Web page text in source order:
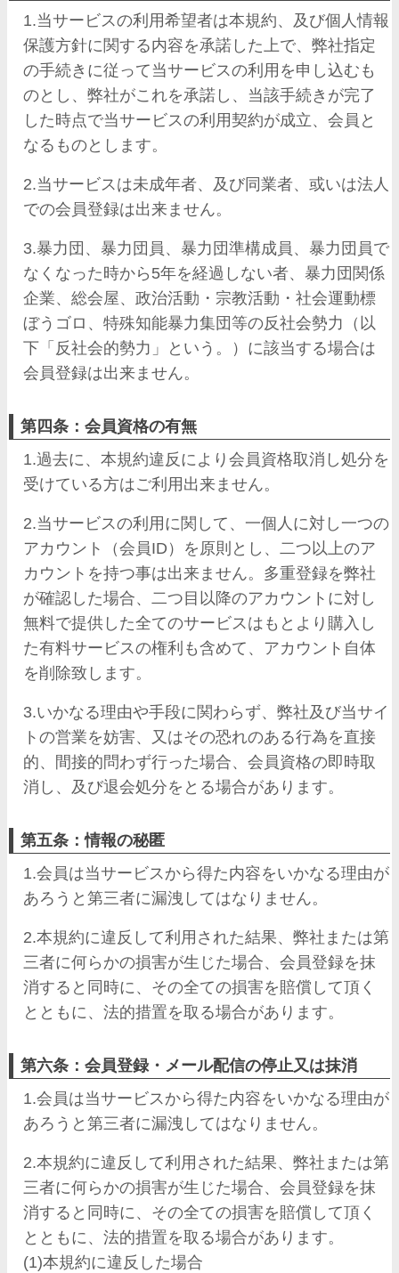
1.当サービスの利用希望者は本規約、及び個人情報
保護方針に関する内容を承諾した上で、弊社指定
の手続きに従って当サービスの利用を申し込むも
のとし、弊社がこれを承諾し、当該手続きが完了
した時点で当サービスの利用契約が成立、会員と
なるものとします。
2.当サービスは未成年者、及び同業者、或いは法人
での会員登録は出来ません。
3.暴力団、暴力団員、暴力団準構成員、暴力団員で
なくなった時から5年を経過しない者、暴力団関係
企業、総会屋、政治活動・宗教活動・社会運動標
ぼうゴロ、特殊知能暴力集団等の反社会勢力（以
下「反社会的勢力」という。）に該当する場合は
会員登録は出来ません。
第四条：会員資格の有無
1.過去に、本規約違反により会員資格取消し処分を
受けている方はご利用出来ません。
2.当サービスの利用に関して、一個人に対し一つの
アカウント（会員ID）を原則とし、二つ以上のア
カウントを持つ事は出来ません。多重登録を弊社
が確認した場合、二つ目以降のアカウントに対し
無料で提供した全てのサービスはもとより購入し
た有料サービスの権利も含めて、アカウント自体
を削除致します。
3.いかなる理由や手段に関わらず、弊社及び当サイ
トの営業を妨害、又はその恐れのある行為を直接
的、間接的問わず行った場合、会員資格の即時取
消し、及び退会処分をとる場合があります。
第五条：情報の秘匿
1.会員は当サービスから得た内容をいかなる理由が
あろうと第三者に漏洩してはなりません。
2.本規約に違反して利用された結果、弊社または第
三者に何らかの損害が生じた場合、会員登録を抹
消すると同時に、その全ての損害を賠償して頂く
とともに、法的措置を取る場合があります。
第六条：会員登録・メール配信の停止又は抹消
1.会員は当サービスから得た内容をいかなる理由が
あろうと第三者に漏洩してはなりません。
2.本規約に違反して利用された結果、弊社または第
三者に何らかの損害が生じた場合、会員登録を抹
消すると同時に、その全ての損害を賠償して頂く
とともに、法的措置を取る場合があります。
(1)本規約に違反した場合